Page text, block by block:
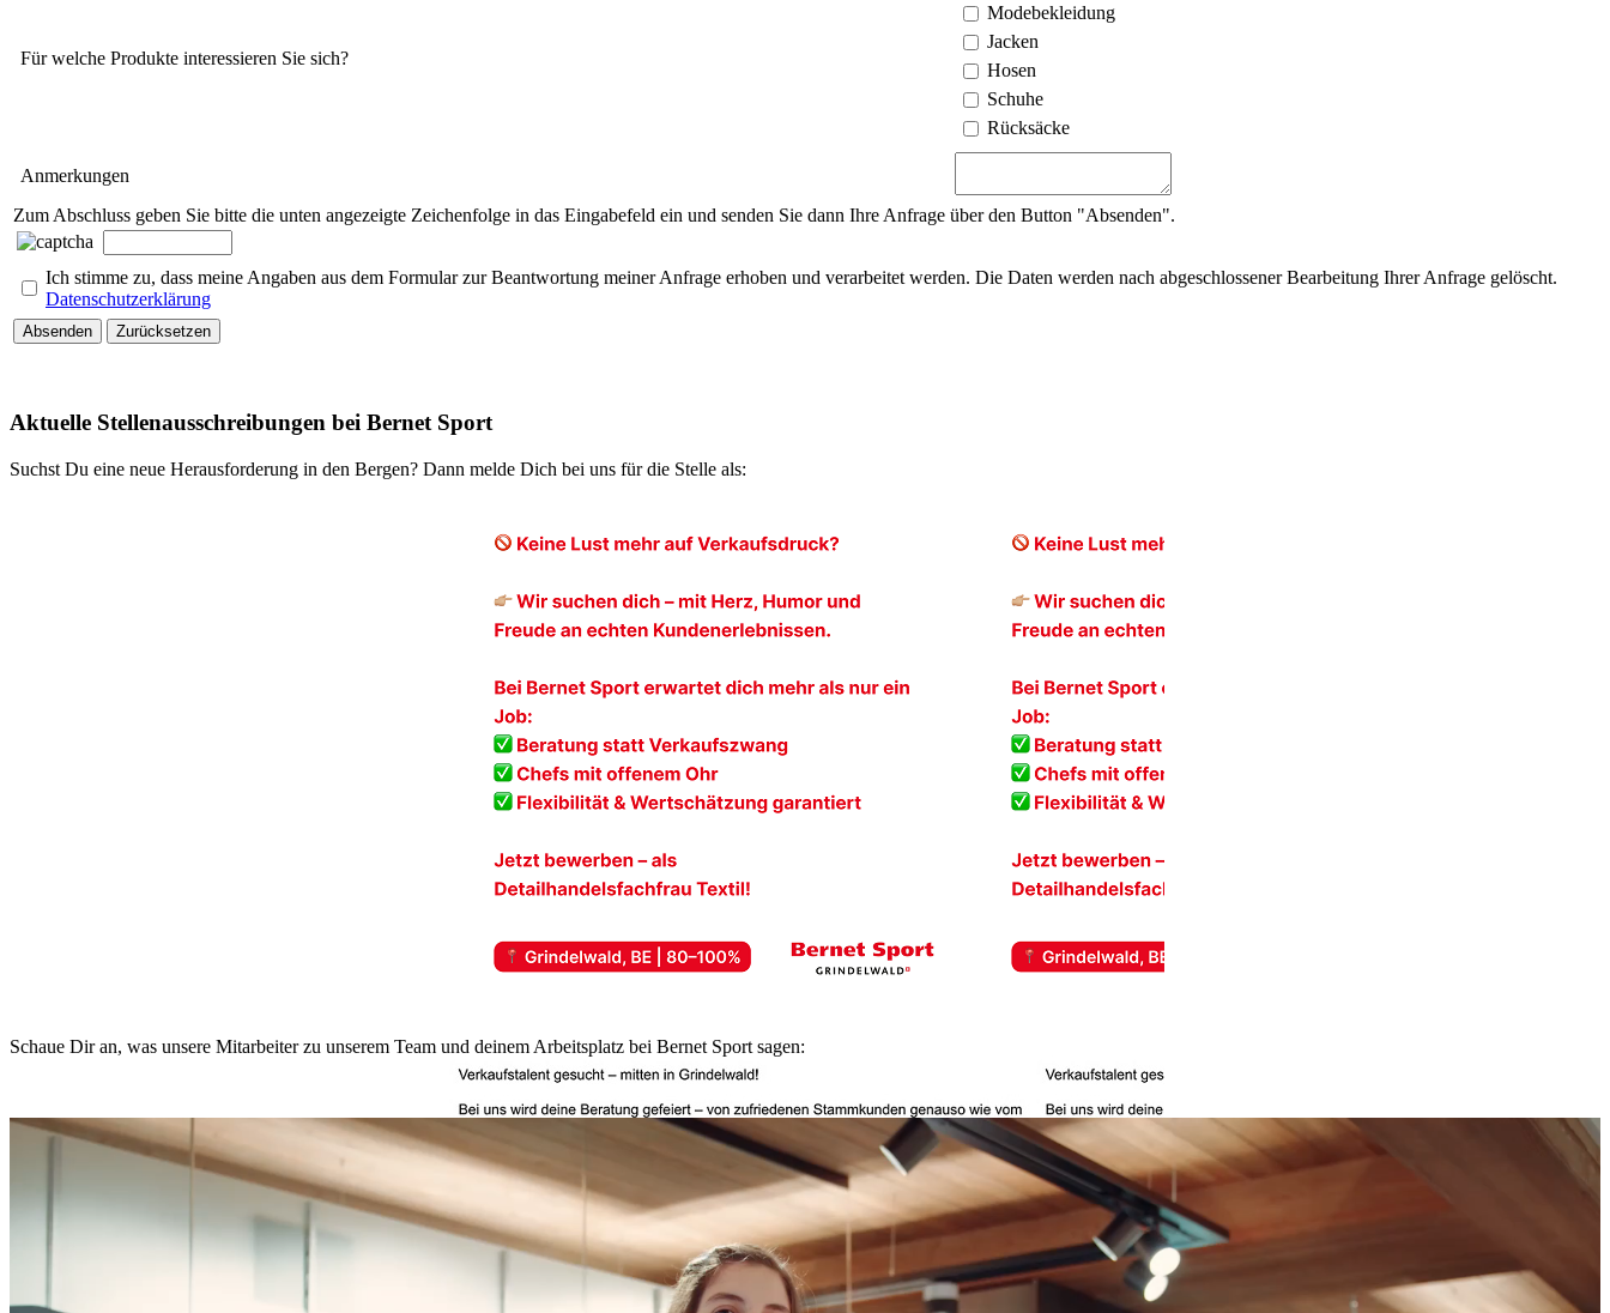
Für welche Produkte interessieren Sie sich?
Modebekleidung
Jacken
Hosen
Schuhe
Rücksäcke
Anmerkungen
Zum Abschluss geben Sie bitte die unten angezeigte Zeichenfolge in das Eingabefeld ein und senden Sie dann Ihre Anfrage über den Button "Absenden".
Ich stimme zu, dass meine Angaben aus dem Formular zur Beantwortung meiner Anfrage erhoben und verarbeitet werden. Die Daten werden nach abgeschlossener Bearbeitung Ihrer Anfrage gelöscht.
Datenschutzerklärung
Absenden Zurücksetzen
Aktuelle Stellenausschreibungen bei Bernet Sport
Suchst Du eine neue Herausforderung in den Bergen? Dann melde Dich bei uns für die Stelle als:
Schaue Dir an, was unsere Mitarbeiter zu unserem Team und deinem Arbeitsplatz bei Bernet Sport sagen: